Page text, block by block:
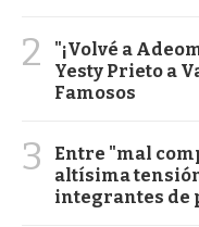
2
"¡Volvé a
Yesty Prieto a
Famosos
3
Entre "mal
altísima
integrantes de